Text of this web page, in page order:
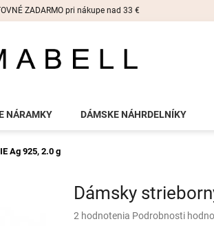
ZADARMO pri nákupe nad 33 €
NÁRAMKY DÁMSKE NÁHRDELNÍKY
Ag 925, 2.0 g
Dámsky
Priemerné
2 hodnotenia Podrobnosti